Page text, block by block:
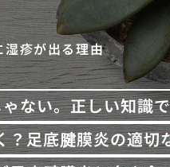
湿疹が出る理由
ない。正しい知識
？足底腱膜炎の適切